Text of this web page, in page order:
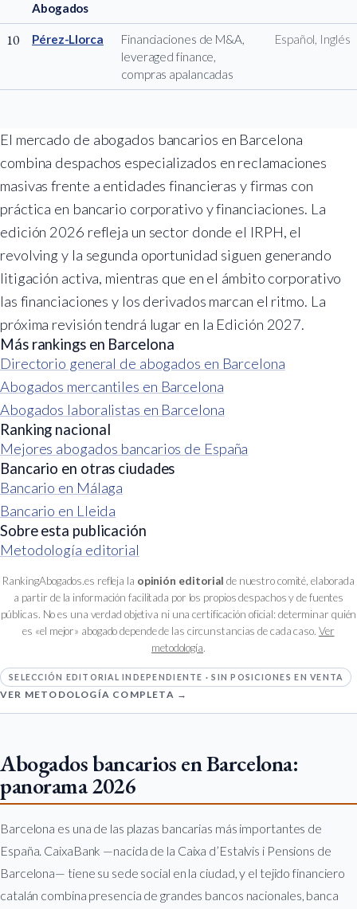
Abogados
10 Pérez-Llorca
Financiaciones de M&A,
leveraged finance,
compras apalancadas
Español, Inglés
El mercado de abogados bancarios en Barcelona
combina despachos especializados en reclamaciones
masivas frente a entidades financieras y firmas con
práctica en bancario corporativo y financiaciones. La
edición 2026 refleja un sector donde el IRPH, el
revolving y la segunda oportunidad siguen generando
litigación activa, mientras que en el ámbito corporativo
las financiaciones y los derivados marcan el ritmo. La
próxima revisión tendrá lugar en la Edición 2027.
Más rankings en Barcelona
Directorio general de abogados en Barcelona
Abogados mercantiles en Barcelona
Abogados laboralistas en Barcelona
Ranking nacional
Mejores abogados bancarios de España
Bancario en otras ciudades
Bancario en Málaga
Bancario en Lleida
Sobre esta publicación
Metodología editorial
RankingAbogados.es refleja la opinión editorial de nuestro comité, elaborada
a partir de la información facilitada por los propios despachos y de fuentes
públicas. No es una verdad objetiva ni una certificación oficial: determinar quién
es «el mejor» abogado depende de las circunstancias de cada caso. Ver
metodología.
SELECCIÓN EDITORIAL INDEPENDIENTE · SIN POSICIONES EN VENTA
VER METODOLOGÍA COMPLETA →
Abogados bancarios en Barcelona:
panorama 2026
Barcelona es una de las plazas bancarias más importantes de
España. CaixaBank —nacida de la Caixa d’Estalvis i Pensions de
Barcelona— tiene su sede social en la ciudad, y el tejido financiero
catalán combina presencia de grandes bancos nacionales, banca